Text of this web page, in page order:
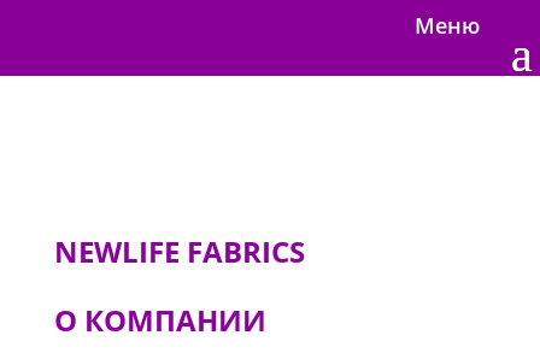
Меню
NEWLIFE FABRICS
О КОМПАНИИ